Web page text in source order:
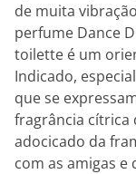
de muita
perfume Dance
toilette é um
Indicado,
que se
fragrância cítrica
adocicado da
com as amigas